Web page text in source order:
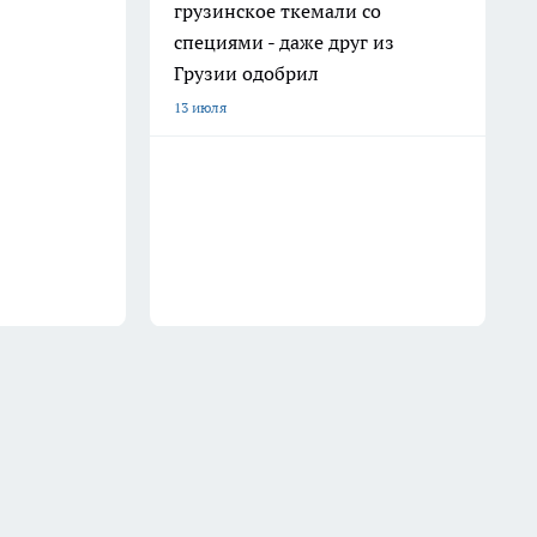
грузинское ткемали со
специями - даже друг из
Грузии одобрил
13 июля